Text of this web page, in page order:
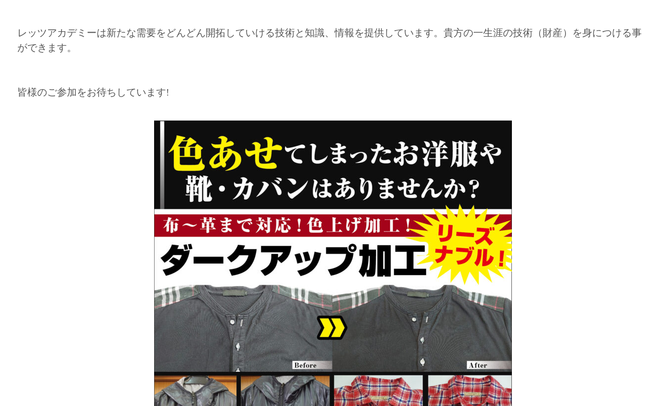
レッツアカデミーは新たな需要をどんどん開拓していける技術と知識、情報を提供しています。貴方の一生涯の技術（財産）を身につける事
ができます。
皆様のご参加をお待ちしています!